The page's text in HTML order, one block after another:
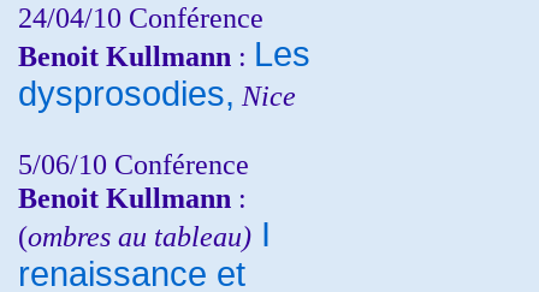
24/04/10 Conférence
Benoit Kullmann : Les
dysprosodies, Nice
5/06/10 Conférence
Benoit Kullmann :
(ombres au tableau) I
renaissance et